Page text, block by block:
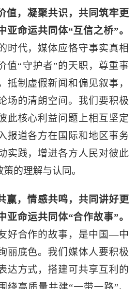
值，凝聚共识，共同筑牢更
命运共同体“互信之桥”。
时代，媒体应恪守事实真相
值“守护者”的天职，尊重事
抵制虚假新闻和偏见叙事，
场的清朗空间。我们要积极
此核心利益问题上相互坚定
报道各方在国际和地区事务
实践，增进各方人民对彼此
的理解与认同。
赢，情感共鸣，共同讲好更
命运共同体“合作故事”。
好合作的故事，是中国—中
丽底色。我们媒体人要积极
达方式，搭建可共享互利的